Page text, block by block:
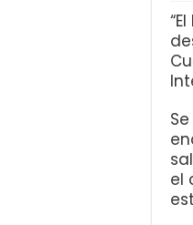
el